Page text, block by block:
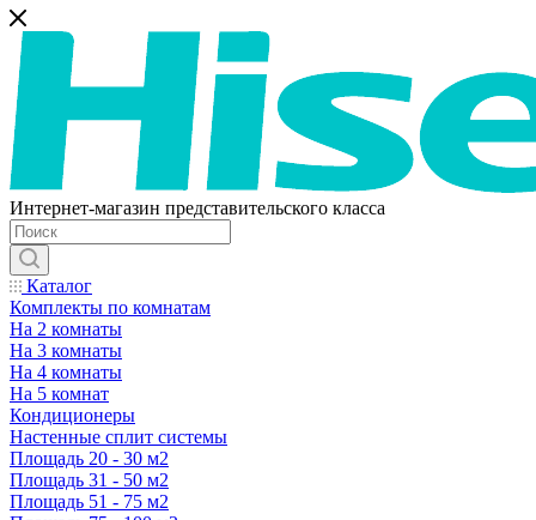
Интернет-магазин представительского класса
Каталог
Комплекты по комнатам
На 2 комнаты
На 3 комнаты
На 4 комнаты
На 5 комнат
Кондиционеры
Настенные сплит системы
Площадь 20 - 30 м2
Площадь 31 - 50 м2
Площадь 51 - 75 м2